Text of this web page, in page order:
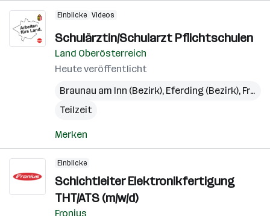
Einblicke Videos
Schulärztin/Schularzt Pflichtschulen
Land Oberösterreich
Heute veröffentlicht
Braunau am Inn (Bezirk), Eferding (Bezirk), Freistadt (Bezirk)
Teilzeit
Merken
Einblicke
Schichtleiter Elektronikfertigung
THT/ATS (m/w/d)
Fronius